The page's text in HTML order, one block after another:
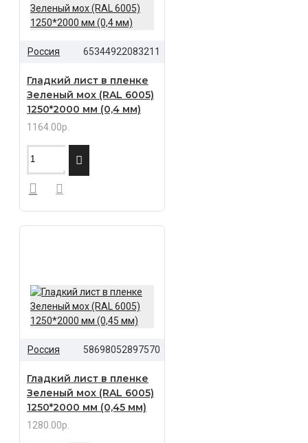
Россия 65344922083211
Гладкий лист в пленке
Зеленый мох (RAL 6005)
1250*2000 мм (0,4 мм)
1164.00р.
Россия 58698052897570
Гладкий лист в пленке
Зеленый мох (RAL 6005)
1250*2000 мм (0,45 мм)
1280.00р.